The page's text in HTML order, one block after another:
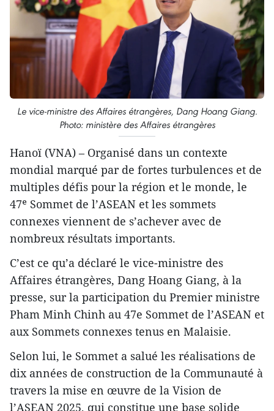
Le vice-ministre des Affaires étrangères, Dang Hoang Giang.
Photo: ministère des Affaires étrangères
Hanoï (VNA) – Organisé dans un contexte
mondial marqué par de fortes turbulences et de
multiples défis pour la région et le monde, le
47ᵉ Sommet de l’ASEAN et les sommets
connexes viennent de s’achever avec de
nombreux résultats importants.
C’est ce qu’a déclaré le vice-ministre des
Affaires étrangères, Dang Hoang Giang, à la
presse, sur la participation du Premier ministre
Pham Minh Chinh au 47e Sommet de l’ASEAN et
aux Sommets connexes tenus en Malaisie.
Selon lui, le Sommet a salué les réalisations de
dix années de construction de la Communauté à
travers la mise en œuvre de la Vision de
l’ASEAN 2025, qui constitue une base solide